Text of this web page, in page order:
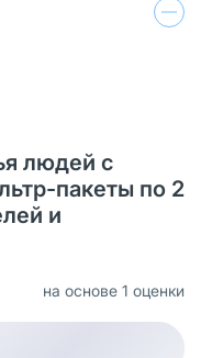
людей с
пакеты по 2
и
на основе 1 оценки